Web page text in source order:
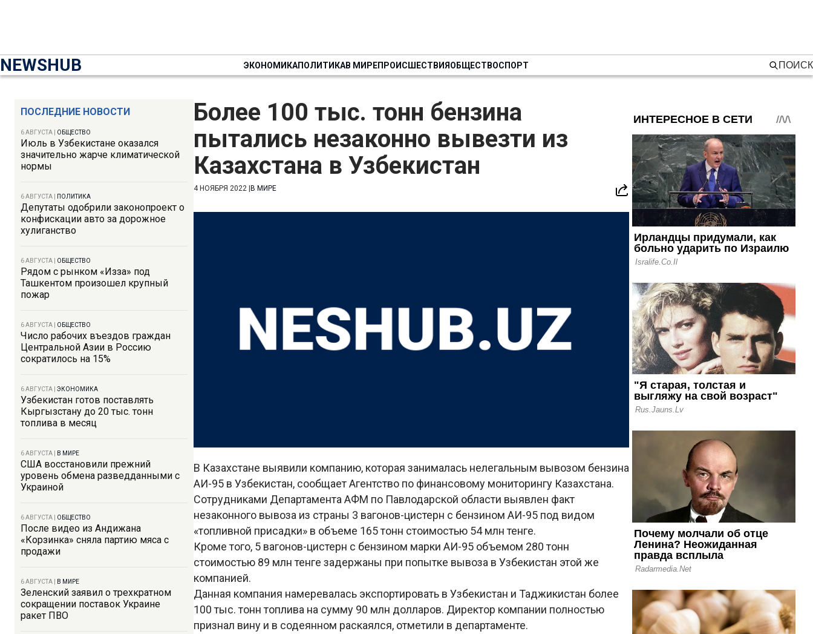
NEWSHUB ЭКОНОМИКАПОЛИТИКАВ МИРЕПРОИСШЕСТВИЯОБЩЕСТВОСПОРТ ПОИСК
ПОСЛЕДНИЕ НОВОСТИ
6 АВГУСТА ОБЩЕСТВО
Июль в Узбекистане оказался
значительно жарче климатической
нормы
6 АВГУСТА ПОЛИТИКА
Депутаты одобрили законопроект о
конфискации авто за дорожное
хулиганство
6 АВГУСТА ОБЩЕСТВО
Рядом с рынком «Изза» под
Ташкентом произошел крупный
пожар
6 АВГУСТА ОБЩЕСТВО
Число рабочих въездов граждан
Центральной Азии в Россию
сократилось на 15%
6 АВГУСТА ЭКОНОМИКА
Узбекистан готов поставлять
Кыргызстану до 20 тыс. тонн
топлива в месяц
6 АВГУСТА В МИРЕ
США восстановили прежний
уровень обмена разведданными с
Украиной
6 АВГУСТА ОБЩЕСТВО
После видео из Андижана
«Корзинка» сняла партию мяса с
продажи
6 АВГУСТА В МИРЕ
Зеленский заявил о трехкратном
сокращении поставок Украине
ракет ПВО
Более 100 тыс. тонн бензина
пытались незаконно вывезти из
Казахстана в Узбекистан
4 НОЯБРЯ 2022 В МИРЕ
В Казахстане выявили компанию, которая занималась нелегальным вывозом бензина
АИ-95 в Узбекистан, сообщает Агентство по финансовому мониторингу Казахстана.
Сотрудниками Департамента АФМ по Павлодарской области выявлен факт
незаконного вывоза из страны 3 вагонов-цистерн с бензином АИ-95 под видом
«топливной присадки» в объеме 165 тонн стоимостью 54 млн тенге.
Кроме того, 5 вагонов-цистерн с бензином марки АИ-95 объемом 280 тонн
стоимостью 89 млн тенге задержаны при попытке вывоза в Узбекистан этой же
компанией.
Данная компания намеревалась экспортировать в Узбекистан и Таджикистан более
100 тыс. тонн топлива на сумму 90 млн долларов. Директор компании полностью
признал вину и в содеянном раскаялся, отметили в департаменте.